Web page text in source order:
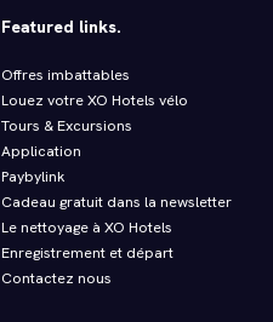
Featured links.
Offres imbattables
Louez votre XO Hotels vélo
Tours & Excursions
Application
Paybylink
Cadeau gratuit dans la newsletter
Le nettoyage à XO Hotels
Enregistrement et départ
Contactez nous